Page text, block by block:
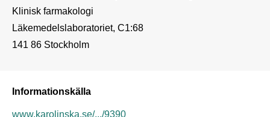
Klinisk farmakologi
Läkemedelslaboratoriet, C1:68
Informationskälla
www.karolinska.se/.../9390